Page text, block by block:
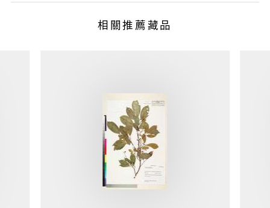
相關推薦藏品